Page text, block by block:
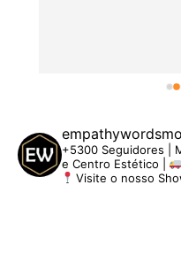
+5300 Seguidores |
e Centro Estético |
Visite o nosso